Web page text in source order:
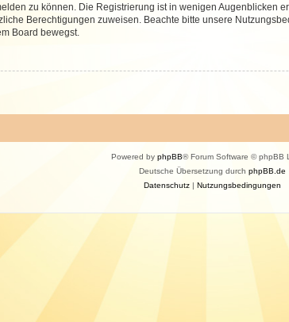
zu können. Die Registrierung ist in wenigen Augenblicken
Berechtigungen zuweisen. Beachte bitte unsere
Board bewegst.
Powered by phpBB® Forum Software © phpBB
Deutsche Übersetzung durch phpBB.de
Datenschutz| Nutzungsbedingungen